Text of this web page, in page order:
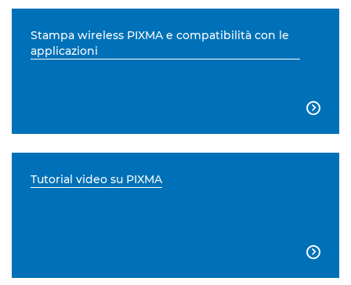
Stampa wireless PIXMA e compatibilità con le
applicazioni

Tutorial video su PIXMA
